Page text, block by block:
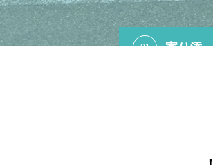
寄り添